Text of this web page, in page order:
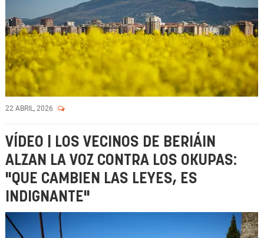
22 ABRIL, 2026
VÍDEO | LOS VECINOS DE BERIÁIN
ALZAN LA VOZ CONTRA LOS OKUPAS:
"QUE CAMBIEN LAS LEYES, ES
INDIGNANTE"